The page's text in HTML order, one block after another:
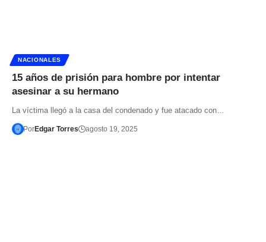
NACIONALES
15 años de prisión para hombre por intentar
asesinar a su hermano
La víctima llegó a la casa del condenado y fue atacado con…
PorEdgar Torres agosto 19, 2025